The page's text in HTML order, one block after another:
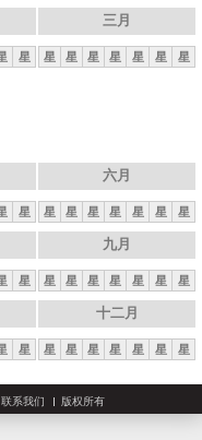
星
三月
星 星 星 星 星 星 星
星
六月
星 星 星 星 星 星 星
星
九月
星 星 星 星 星 星 星
星
十二月
星 星 星 星 星 星 星
联系我们 版权所有